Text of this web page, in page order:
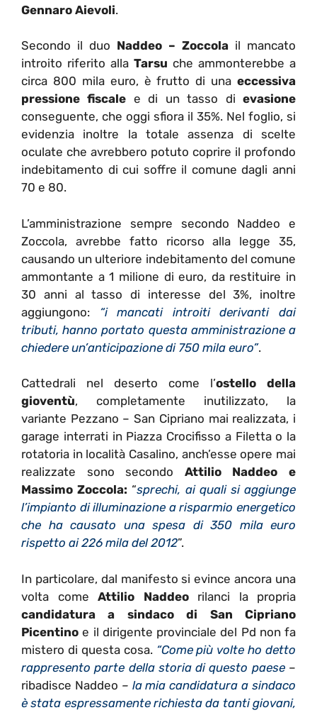
Gennaro Aievoli.
Secondo il duo Naddeo – Zoccola il mancato
introito riferito alla Tarsu che ammonterebbe a
circa 800 mila euro, è frutto di una eccessiva
pressione fiscale e di un tasso dievasione
conseguente, che oggi sfiora il 35%. Nel foglio, si
evidenzia inoltre la totale assenza di scelte
oculate che avrebbero potuto coprire il profondo
indebitamento di cui soffre il comune dagli anni
70 e 80.
L’amministrazione sempre secondo Naddeo e
Zoccola, avrebbe fatto ricorso alla legge 35,
causando un ulteriore indebitamento del comune
ammontante a 1 milione di euro, da restituire in
30 anni al tasso di interesse del 3%, inoltre
aggiungono: “i mancati introiti derivanti dai
tributi, hanno portato questa amministrazione a
chiedere un’anticipazione di 750 mila euro”.
Cattedrali nel deserto come l’ostello della
gioventù, completamente inutilizzato, la
variante Pezzano – San Cipriano mai realizzata, i
garage interrati in Piazza Crocifisso a Filetta o la
rotatoria in località Casalino, anch’esse opere mai
realizzate sono secondo Attilio Naddeo e
Massimo Zoccola: “sprechi, ai quali si aggiunge
l’impianto di illuminazione a risparmio energetico
che ha causato una spesa di 350 mila euro
rispetto ai 226 mila del 2012”.
In particolare, dal manifesto si evince ancora una
volta come Attilio Naddeorilanci la propria
candidatura a sindaco di San Cipriano
Picentino e il dirigente provinciale del Pd non fa
mistero di questa cosa. “Come più volte ho detto
rappresento parte della storia di questo paese–
ribadisce Naddeo – la mia candidatura a sindaco
è stata espressamente richiesta da tanti giovani,